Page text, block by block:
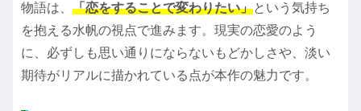
物語は、 「恋をすることで変わりたい」という気持ち
を抱える水帆の視点で進みます。現実の恋愛のよう
に、必ずしも思い通りにならないもどかしさや、淡い
期待がリアルに描かれている点が本作の魅力です。